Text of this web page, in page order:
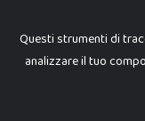
Questi strumenti di
analizzare il tuo